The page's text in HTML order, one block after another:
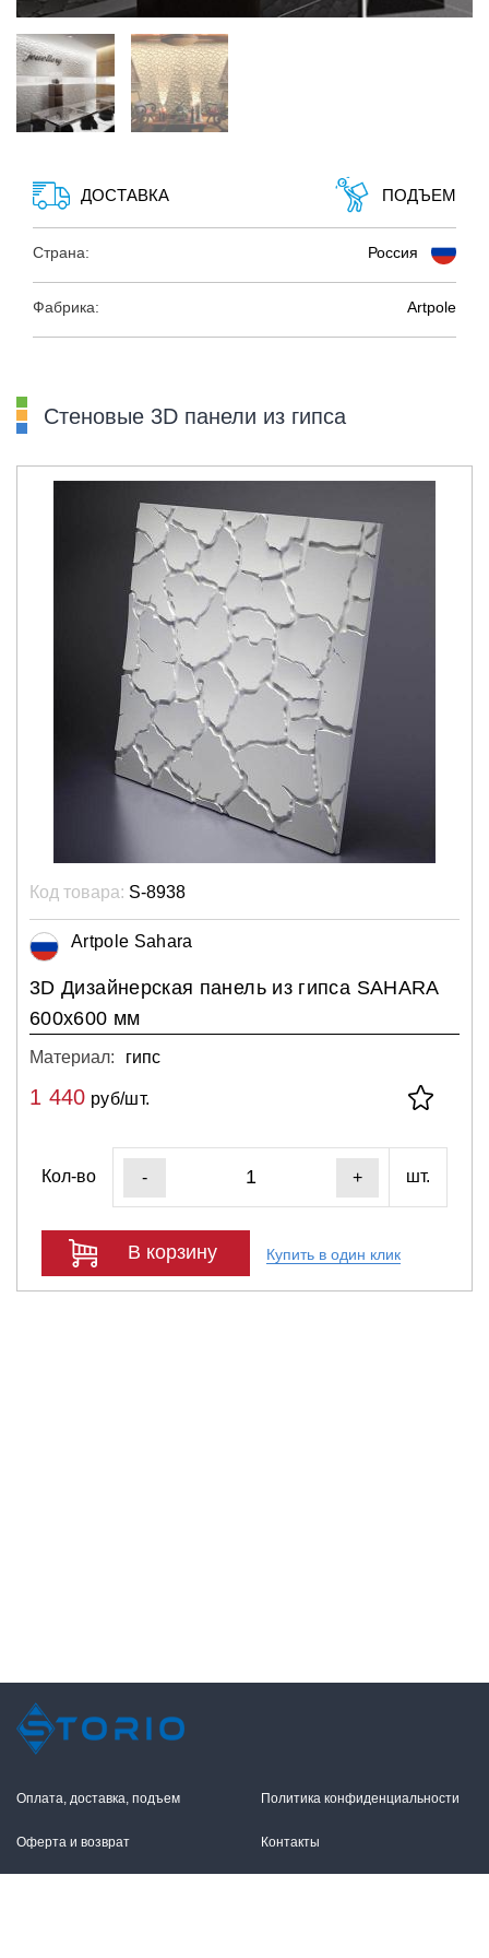
ДОСТАВКА ПОДЪЕМ
Страна: Россия
Фабрика: Artpole
Стеновые 3D панели из гипса
Код товара: S-8938
Artpole Sahara
3D Дизайнерская панель из гипса SAHARA
600x600 мм
Материал: гипс
1 440 руб/шт.
Кол-во - + шт.
В корзину Купить в один клик
Оплата, доставка, подъем
Оферта и возврат
Политика конфиденциальности
Контакты